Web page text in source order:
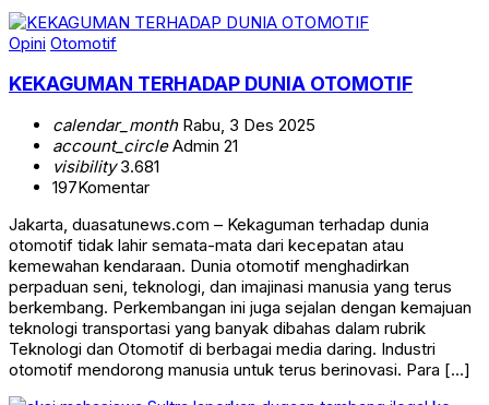
Opini Otomotif
KEKAGUMAN TERHADAP DUNIA OTOMOTIF
calendar_monthRabu, 3 Des 2025
account_circleAdmin 21
visibility3.681
197Komentar
Jakarta, duasatunews.com – Kekaguman terhadap dunia
otomotif tidak lahir semata-mata dari kecepatan atau
kemewahan kendaraan. Dunia otomotif menghadirkan
perpaduan seni, teknologi, dan imajinasi manusia yang terus
berkembang. Perkembangan ini juga sejalan dengan kemajuan
teknologi transportasi yang banyak dibahas dalam rubrik
Teknologi dan Otomotif di berbagai media daring. Industri
otomotif mendorong manusia untuk terus berinovasi. Para […]